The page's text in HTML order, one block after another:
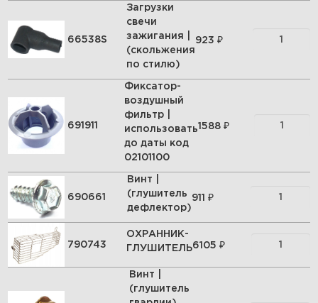
66538S
Загрузки
свечи
зажигания |
(скольжения
по стилю)
923 ₽
691911
Фиксатор-
воздушный
фильтр |
использовать
до даты код
02101100
1588 ₽
690661
Винт |
(глушитель
дефлектор)
911 ₽
790743
ОХРАННИК-
ГЛУШИТЕЛЬ6105 ₽
Винт |
(глушитель